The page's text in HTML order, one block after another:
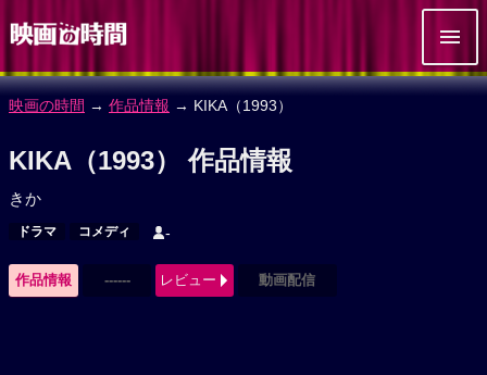
映画の時間 → 作品情報 → KIKA（1993）
KIKA（1993） 作品情報
きか
ドラマ コメディ -
作品情報 ------ レビュー 動画配信